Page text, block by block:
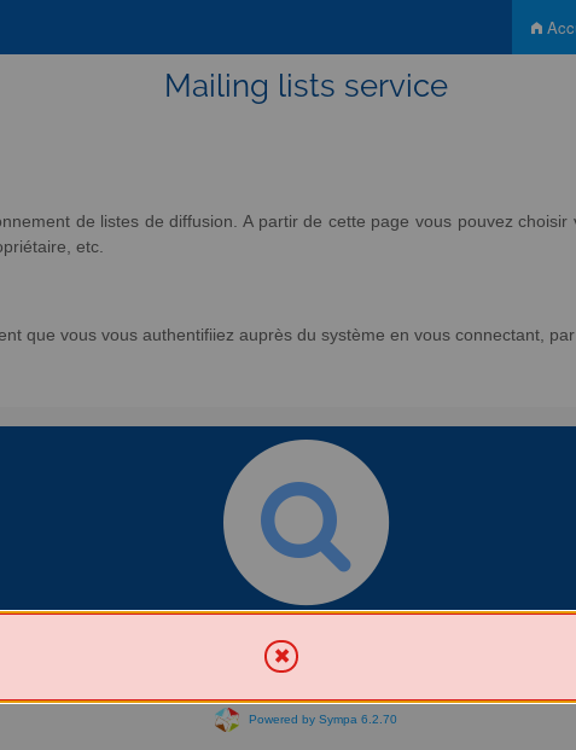
Mailing lists service
de listes de diffusion. A partir de cette page vous pouvez
etc.
que vous vous authentifiiez auprès du système en vous connectant,
Powered by Sympa 6.2.70